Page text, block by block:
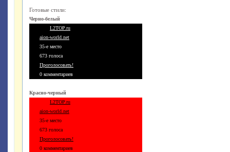
Готовые стили:
Черно-белый
L2TOP.ru
aion-world.net
35-е место
673 голоса
Проголосовать!
0 комментариев
Красно-черный
L2TOP.ru
aion-world.net
35-е место
673 голоса
Проголосовать!
0 комментариев